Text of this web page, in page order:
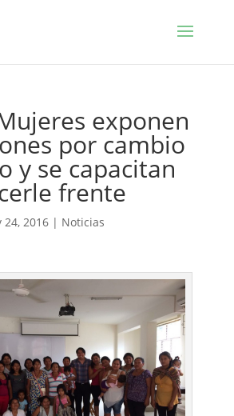
exponen
por cambio
y se capacitan
frente
24, 2016| Noticias